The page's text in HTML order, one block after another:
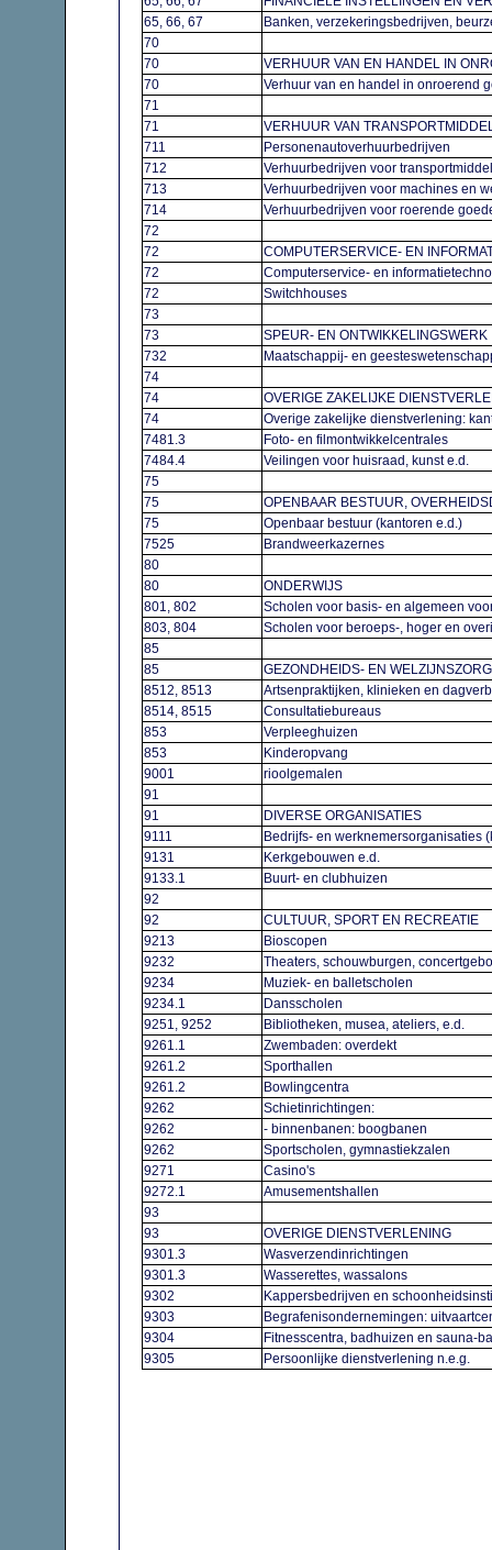
65, 66, 67
Banken, verzekeringsbedrijven,
70
70
VERHUUR VAN EN HANDEL IN
70
Verhuur van en handel in onroerend
71
71
VERHUUR VAN
711
Personenautoverhuurbedrijven
712
Verhuurbedrijven voor
713
Verhuurbedrijven voor machines en
714
Verhuurbedrijven voor roerende
72
72
COMPUTERSERVICE- EN
72
Computerservice- en
72
Switchhouses
73
73
SPEUR- EN
732
Maatschappij- en
74
74
OVERIGE ZAKELIJKE
74
Overige zakelijke dienstverlening:
7481.3
Foto- en filmontwikkelcentrales
7484.4
Veilingen voor huisraad, kunst e.d.
75
75
OPENBAAR BESTUUR,
75
Openbaar bestuur (kantoren e.d.)
7525
Brandweerkazernes
80
80
ONDERWIJS
801, 802
Scholen voor basis- en algemeen
803, 804
Scholen voor beroeps-, hoger en
85
85
GEZONDHEIDS- EN
8512, 8513
Artsenpraktijken, klinieken en
8514, 8515
Consultatiebureaus
853
Verpleeghuizen
853
Kinderopvang
9001
rioolgemalen
91
91
DIVERSE ORGANISATIES
9111
Bedrijfs- en werknemersorganisaties
9131
Kerkgebouwen e.d.
9133.1
Buurt- en clubhuizen
92
92
CULTUUR, SPORT EN RECREATIE
9213
Bioscopen
9232
Theaters, schouwburgen,
9234
Muziek- en balletscholen
9234.1
Dansscholen
9251, 9252
Bibliotheken, musea, ateliers, e.d.
9261.1
Zwembaden: overdekt
9261.2
Sporthallen
9261.2
Bowlingcentra
9262
Schietinrichtingen:
9262
- binnenbanen: boogbanen
9262
Sportscholen, gymnastiekzalen
9271
Casino's
9272.1
Amusementshallen
93
93
OVERIGE DIENSTVERLENING
9301.3
Wasverzendinrichtingen
9301.3
Wasserettes, wassalons
9302
Kappersbedrijven en
9303
Begrafenisondernemingen:
9304
Fitnesscentra, badhuizen en sauna-
9305
Persoonlijke dienstverlening n.e.g.